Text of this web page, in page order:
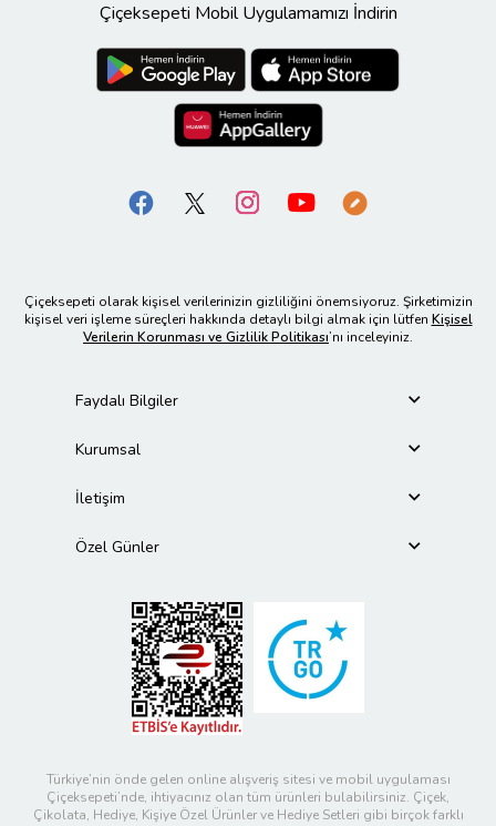
Çiçeksepeti Mobil Uygulamamızı İndirin
Çiçeksepeti olarak kişisel verilerinizin gizliliğini önemsiyoruz. Şirketimizin
kişisel veri işleme süreçleri hakkında detaylı bilgi almak için lütfen Kişisel
Verilerin Korunması ve Gizlilik Politikası’nı inceleyiniz.
Faydalı Bilgiler
Kurumsal
İletişim
Özel Günler
Türkiye’nin önde gelen online alışveriş sitesi ve mobil uygulaması
Çiçeksepeti’nde, ihtiyacınız olan tüm ürünleri bulabilirsiniz. Çiçek,
Çikolata, Hediye, Kişiye Özel Ürünler ve Hediye Setleri gibi birçok farklı